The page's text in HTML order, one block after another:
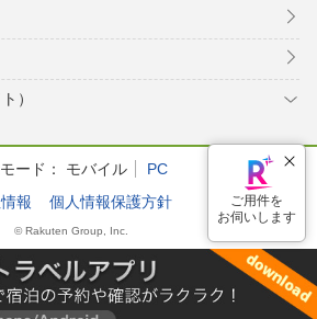
）
ード： モバイル
PC
報
個人情報保護方針
© Rakuten Group, Inc.
ご用件を
お伺いします